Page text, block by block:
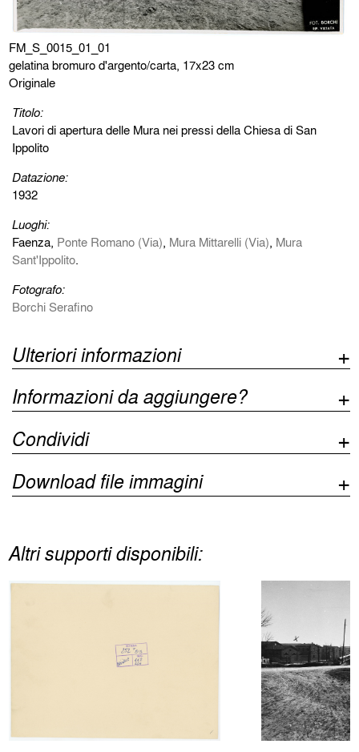
FM_S_0015_01_01
gelatina bromuro d'argento/carta, 17x23 cm
Originale
Titolo:
Lavori di apertura delle Mura nei pressi della Chiesa di San
Ippolito
Datazione:
1932
Luoghi:
Faenza, Ponte Romano (Via), Mura Mittarelli (Via), Mura
Sant'Ippolito.
Fotografo:
Borchi Serafino
Ulteriori informazioni
Informazioni da aggiungere?
Condividi
Download file immagini
Altri supporti disponibili: